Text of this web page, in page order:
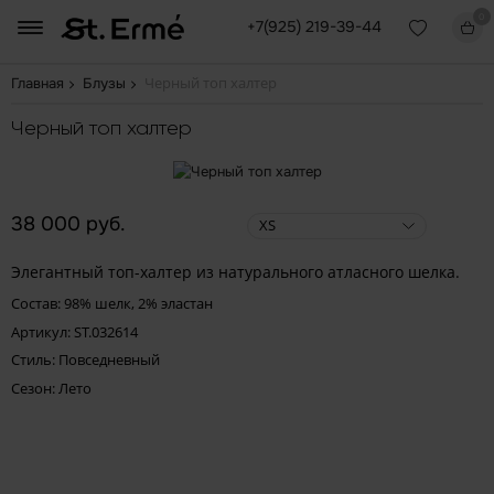
+7(925) 219-39-44
Главная Блузы
Черный топ халтер
38 000 руб. XS
Элегантный топ-халтер из натурального атласного шелка.
Состав: 98% шелк, 2% эластан
Артикул: ST.032614
Стиль: Повседневный
Сезон: Лето